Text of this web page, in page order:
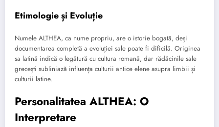
Etimologie și Evoluție
Numele ALTHEA, ca nume propriu, are o istorie bogată, deși
documentarea completă a evoluției sale poate fi dificilă. Originea
sa latină indică o legătură cu cultura romană, dar rădăcinile sale
grecești subliniază influența culturii antice elene asupra limbii și
culturii latine.
Personalitatea ALTHEA: O
Interpretare